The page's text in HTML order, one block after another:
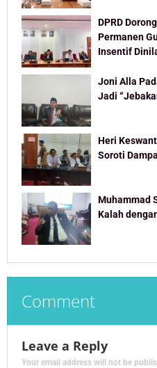
DPRD
Permanen
Insentif
Joni Alla
Jadi
Heri
Soroti
Muhammad
Kalah
Comment
Leave a Reply
Your email address will not be